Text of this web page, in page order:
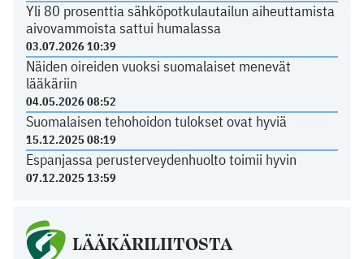
Yli 80 prosenttia sähköpotkulautailun aiheuttamista
aivovammoista sattui humalassa
03.07.2026 10:39
Näiden oireiden vuoksi suomalaiset menevät
lääkäriin
04.05.2026 08:52
Suomalaisen tehohoidon tulokset ovat hyviä
15.12.2025 08:19
Espanjassa perusterveydenhuolto toimii hyvin
07.12.2025 13:59
LÄÄKÄRILIITOSTA